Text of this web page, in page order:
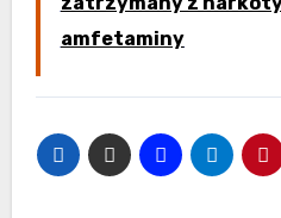
amfetaminy